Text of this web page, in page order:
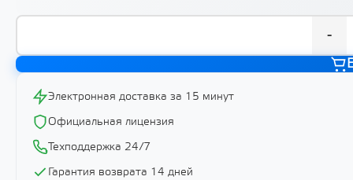
-
Электронная доставка за 15 минут
Официальная лицензия
Техподдержка 24/7
Гарантия возврата 14 дней